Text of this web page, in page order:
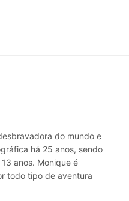
do mundo e
há 25 anos, sendo
anos. Monique é
todo tipo de aventura